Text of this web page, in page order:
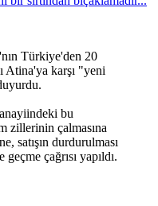
Türkiye'den 20
Atina'ya karşı "yeni
bu
zillerinin çalmasına
satışın durdurulması
çağrısı yapıldı.